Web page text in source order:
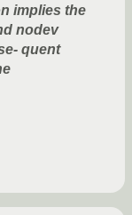
implies the
nodev
quent